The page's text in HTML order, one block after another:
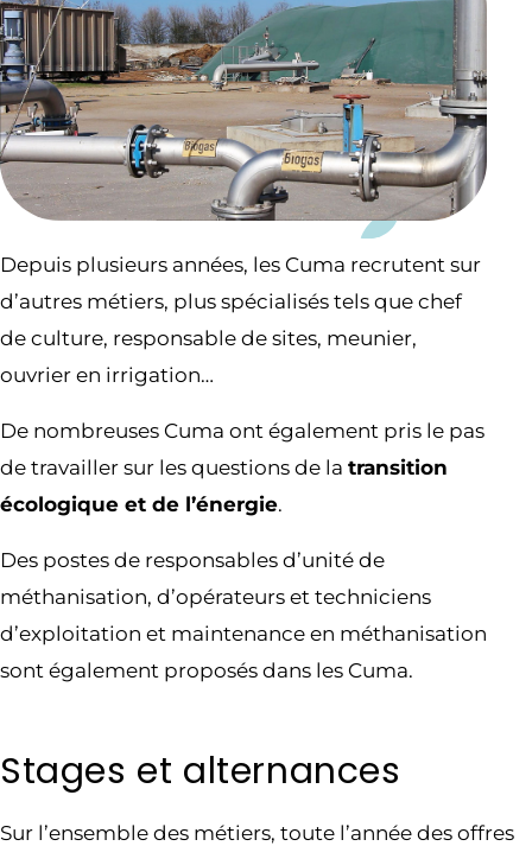
Depuis plusieurs années, les Cuma recrutent sur
d’autres métiers, plus spécialisés tels que chef
de culture, responsable de sites, meunier,
ouvrier en irrigation…
De nombreuses Cuma ont également pris le pas
de travailler sur les questions de la transition
écologique et de l’énergie.
Des postes de responsables d’unité de
méthanisation, d’opérateurs et techniciens
d’exploitation et maintenance en méthanisation
sont également proposés dans les Cuma.
Stages et alternances
Sur l’ensemble des métiers, toute l’année des offres